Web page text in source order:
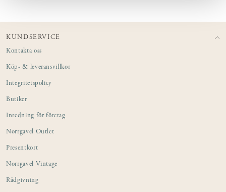
KUNDSERVICE
Kontakta oss
Köp- & leveransvillkor
Integritetspolicy
Butiker
Inredning för företag
Norrgavel Outlet
Presentkort
Norrgavel Vintage
Rådgivning